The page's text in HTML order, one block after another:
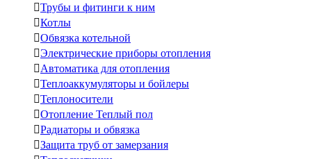
Трубы и фитинги к ним
Котлы
Обвязка котельной
Электрические приборы отопления
Автоматика для отопления
Теплоаккумуляторы и бойлеры
Теплоносители
Отопление Теплый пол
Радиаторы и обвязка
Защита труб от замерзания